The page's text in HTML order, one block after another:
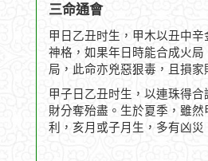
三命通會
甲日乙丑时生，甲木以丑中
神格，如果年日時能合成火
局，此命亦兇惡狠毒，且損家
甲子日乙丑时生，以連珠得
財分奪殆盡。生於夏季，雖
利，亥月或子月生，多有凶災